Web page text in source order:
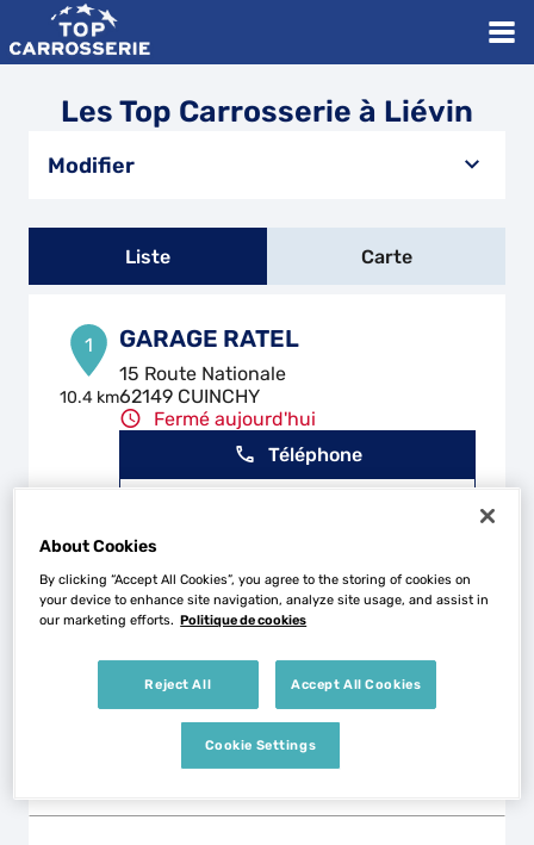
Les Top Carrosserie à Liévin
Modifier
Liste Carte
1
10.4 km
GARAGE RATEL
15 Route Nationale
62149 CUINCHY
Fermé aujourd'hui
Téléphone
2
17.93
CARROSSERIE COUSSIN
Rue du Vieux Chemin de Vitry
62117 BREBIERES
Fermé aujourd'hui
Téléphone
Voir plus
About Cookies
By clicking “Accept All Cookies”, you agree to the storing of cookies on
your device to enhance site navigation, analyze site usage, and assist in
our marketing efforts. Politique de cookies
Reject All Accept All Cookies
Cookie Settings